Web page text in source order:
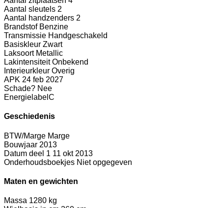
Aantal sleutels 2
Aantal handzenders 2
Brandstof Benzine
Transmissie Handgeschakeld
Basiskleur Zwart
Laksoort Metallic
Lakintensiteit Onbekend
Interieurkleur Overig
APK 24 feb 2027
Schade? Nee
Energielabel C
Geschiedenis
BTW/Marge Marge
Bouwjaar 2013
Datum deel 1 11 okt 2013
Onderhoudsboekjes Niet opgegeven
Maten en gewichten
Massa 1280 kg